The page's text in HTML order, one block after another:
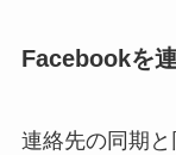
Facebookを
連絡先の同期と